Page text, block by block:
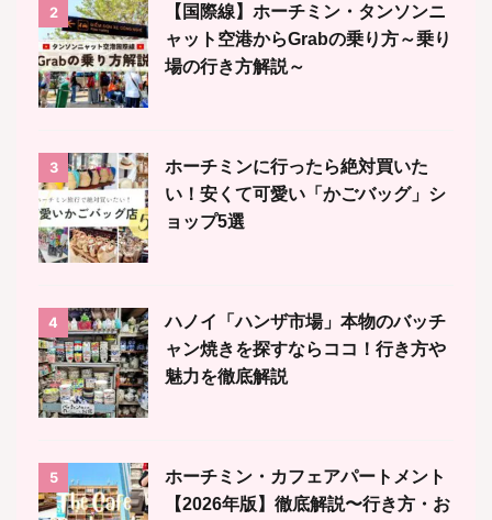
2
【国際線】ホーチミン・タンソンニ
ャット空港からGrabの乗り方～乗り
場の行き方解説～
3
ホーチミンに行ったら絶対買いた
い！安くて可愛い「かごバッグ」シ
ョップ5選
4
ハノイ「ハンザ市場」本物のバッチ
ャン焼きを探すならココ！行き方や
魅力を徹底解説
5
ホーチミン・カフェアパートメント
【2026年版】徹底解説〜行き方・お